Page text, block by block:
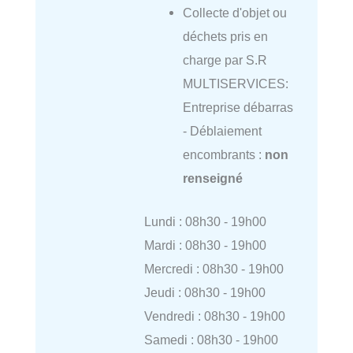
Collecte d'objet ou
déchets pris en
charge par S.R
MULTISERVICES:
Entreprise débarras
- Déblaiement
encombrants : non
renseigné
Lundi : 08h30 - 19h00
Mardi : 08h30 - 19h00
Mercredi : 08h30 - 19h00
Jeudi : 08h30 - 19h00
Vendredi : 08h30 - 19h00
Samedi : 08h30 - 19h00